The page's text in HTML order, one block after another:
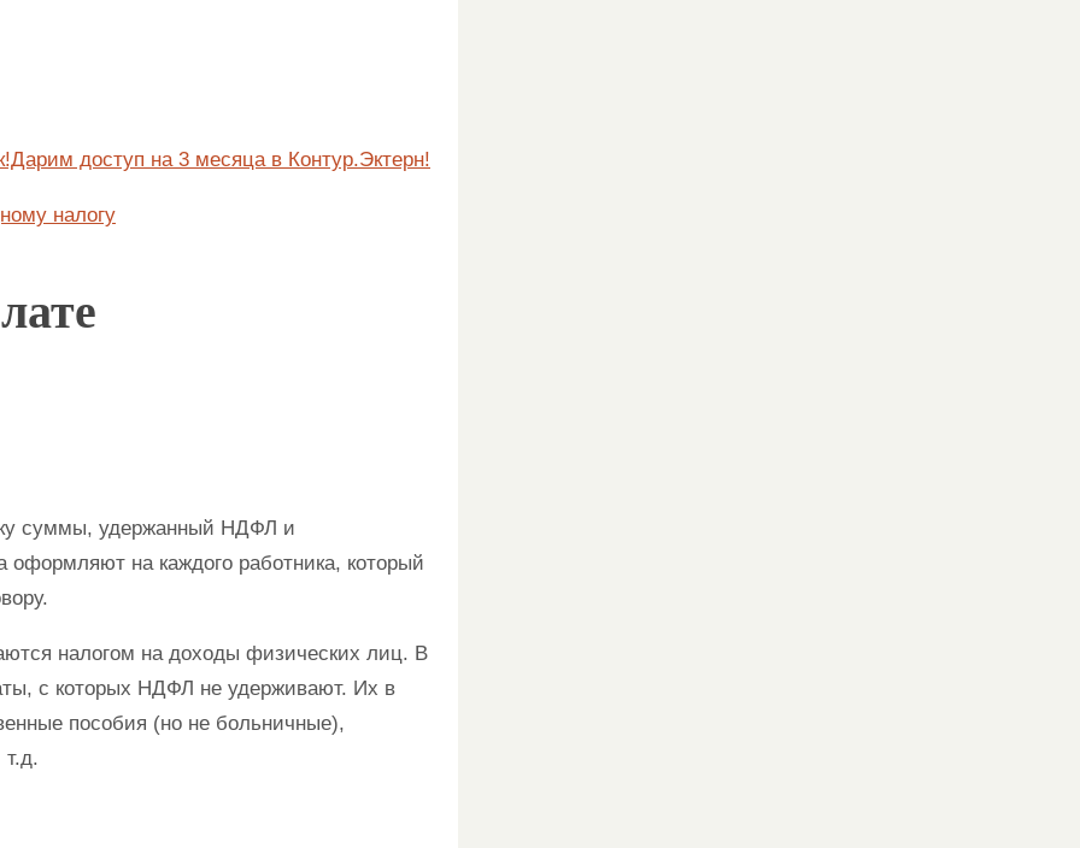
доступ на 3 месяца в Контур.Эктерн!
налогу
суммы, удержанный НДФЛ и
оформляют на каждого работника, который
налогом на доходы физических лиц. В
с которых НДФЛ не удерживают. Их в
пособия (но не больничные),